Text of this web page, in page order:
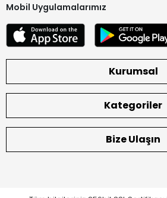
Mobil Uygulamalarımız
Kurumsal
Kategoriler
Bize Ulaşın